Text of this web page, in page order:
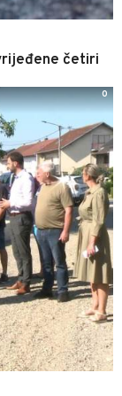
četiri
0